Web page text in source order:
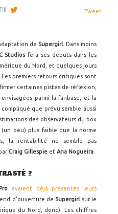
Tweet
de Supergirl. Dans moins
Studiosfera ses débuts dans les
du Nord, et quelques jours
premiers retours critiques sont
certaines pistes de réflexion,
parmi la fanbase, et la
que prévu semble aussi
des observateurs du box
peu) plus faible que la norme
la rentabilité ne semble pas
Craig Gillespie et Ana Nogueira
?
avaient déjà présentés leurs
d'ouverture de Supergirl sur le
du Nord, donc). Les chiffres